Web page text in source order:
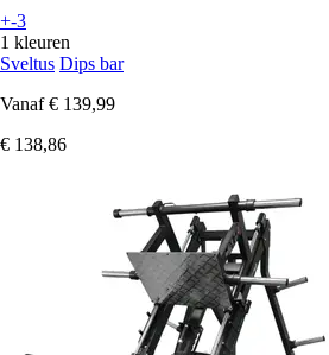
+-3
1 kleuren
Sveltus Dips bar
Vanaf € 139,99
€ 138,86